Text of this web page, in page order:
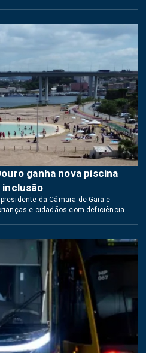
ganha nova piscina
inclusão
da Câmara de Gaia e
e cidadãos com deficiência.